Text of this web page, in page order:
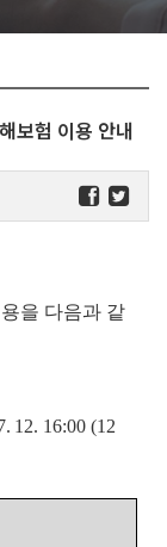
보험 이용 안내
을 다음과 같
12. 16:00 (12